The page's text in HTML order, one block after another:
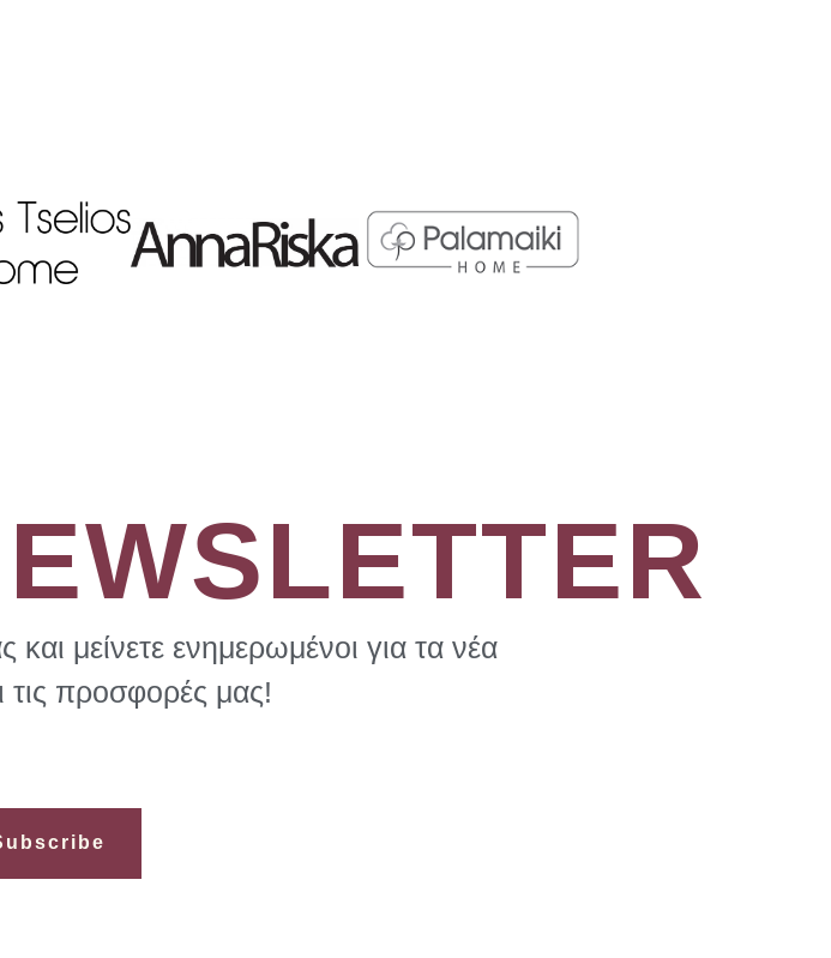
μείνετε ενημερωμένοι για τα νέα
τις προσφορές μας!